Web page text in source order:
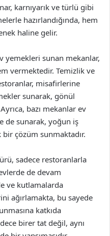
karnıyarık ve türlü gibi
hazırlandığında, hem
haline gelir.
yemekleri sunan mekanlar,
vermektedir. Temizlik ve
misafirlerine
sunarak, gönül
bazı mekanlar ev
de sunarak, yoğun iş
çözüm sunmaktadır.
sadece restoranlarla
de devam
ve kutlamalarda
ağırlamakta, bu sayede
katkıda
birer tat değil, aynı